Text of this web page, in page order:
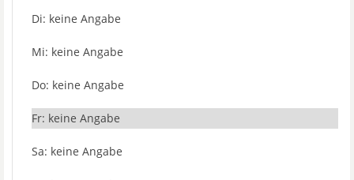
Di: keine Angabe
Mi: keine Angabe
Do: keine Angabe
Fr: keine Angabe
Sa: keine Angabe